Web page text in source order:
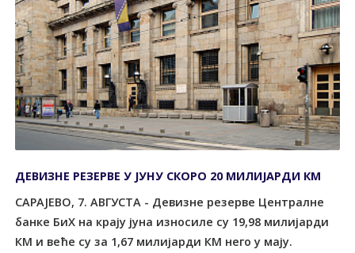
ДЕВИЗНЕ РЕЗЕРВЕ У ЈУНУ СКОРО 20 МИЛИЈАРДИ КМ
САРАЈЕВО, 7. АВГУСТА - Девизне резерве Централне
банке БиХ на крају јуна износиле су 19,98 милијарди
КМ и веће су за 1,67 милијарди КМ него у мају.